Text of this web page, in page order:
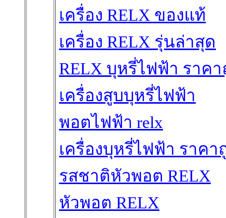
เครื่อง RELX ของแท้
เครื่อง RELX รุ่นล่าสุด
RELX บุหรี่ไฟฟ้า ราค
เครื่องสูบบุหรี่ไฟฟ้า
พอตไฟฟ้า relx
เครื่องบุหรี่ไฟฟ้า ราคา
รสชาติหัวพอต RELX
หัวพอต RELX